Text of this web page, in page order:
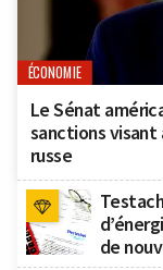
ÉCONOMIE
Le Sénat
sanctions
russe
de